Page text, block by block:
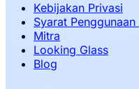
Kebijakan Privasi
Syarat
Mitra
Looking Glass
Blog